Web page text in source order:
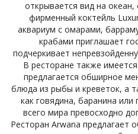
открывается вид на
фирменный коктейль
аквариум с омарами,
крабами приглашает
подчеркивает
В ресторане также
предлагается обширное
блюда из рыбы и креветок, а
как говядина, баранина или
всего мира превосходно
Ресторан Arwana